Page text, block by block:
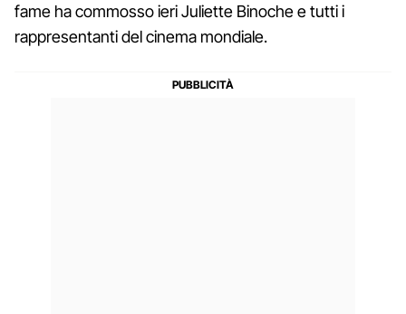
fame ha commosso ieri Juliette Binoche e tutti i
rappresentanti del cinema mondiale.